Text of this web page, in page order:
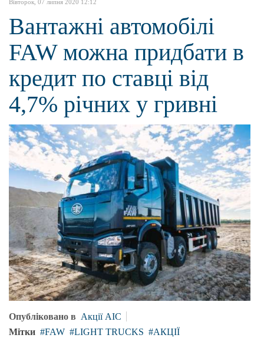
Вівторок, 07 липня 2020 12:12
Вантажні автомобілі
FAW можна придбати в
кредит по ставці від
4,7% річних у гривні
Опубліковано в Акції АІС
Мітки
FAW LIGHT TRUCKS АКЦІЇ